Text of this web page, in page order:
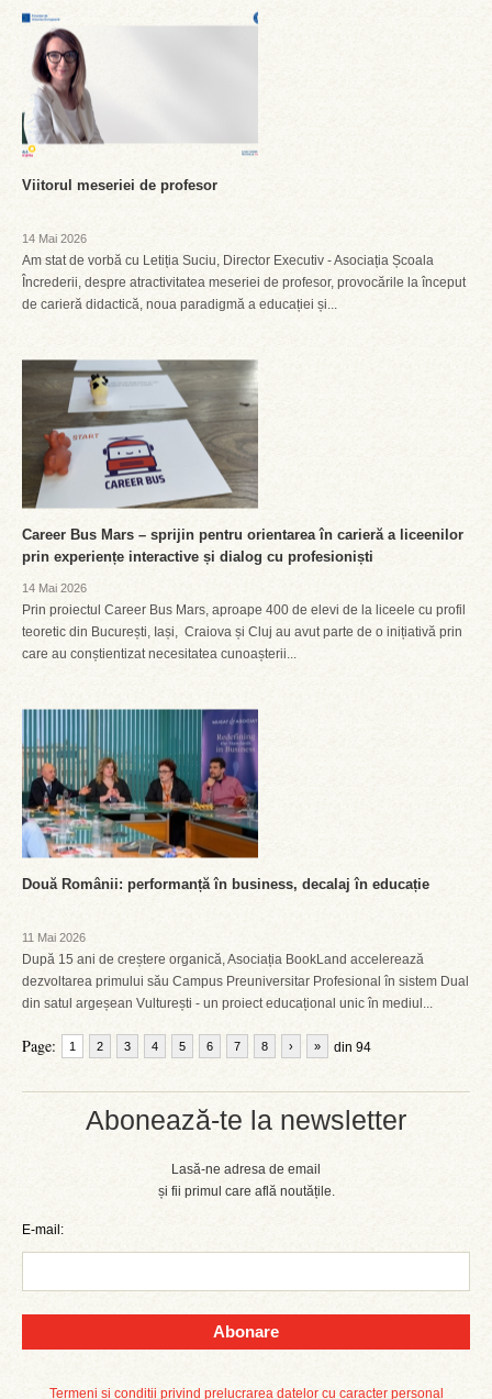
Abonează-te la newsletter
Lasă-ne adresa de email
și fii primul care află noutățile.
E-mail:
Abonare
Termeni și condiții privind prelucrarea datelor cu caracter personal
Viitorul meseriei de profesor
14 Mai 2026
Am stat de vorbă cu Letiția Suciu, Director Executiv - Asociația Școala
Încrederii, despre atractivitatea meseriei de profesor, provocările la început
de carieră didactică, noua paradigmă a educației și...
Career Bus Mars – sprijin pentru orientarea în carieră a liceenilor
prin experiențe interactive și dialog cu profesioniști
14 Mai 2026
Prin proiectul Career Bus Mars, aproape 400 de elevi de la liceele cu profil
teoretic din București, Iași, Craiova și Cluj au avut parte de o inițiativă prin
care au conștientizat necesitatea cunoașterii...
Două Românii: performanță în business, decalaj în educație
11 Mai 2026
După 15 ani de creștere organică, Asociația BookLand accelerează
dezvoltarea primului său Campus Preuniversitar Profesional în sistem Dual
din satul argeșean Vulturești - un proiect educațional unic în mediul...
Page: 1 2 3 4 5 6 7 8 din 94
› »